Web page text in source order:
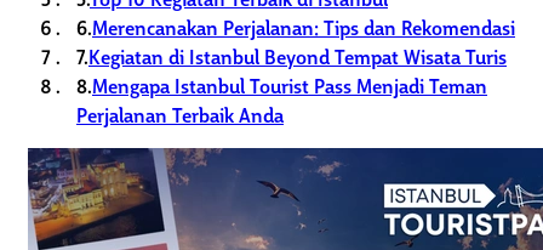
6.Merencanakan Perjalanan: Tips dan Rekomendasi
7.Kegiatan di Istanbul Beyond Tempat Wisata Turis
8.Mengapa Istanbul Tourist Pass Menjadi Teman
Perjalanan Terbaik Anda